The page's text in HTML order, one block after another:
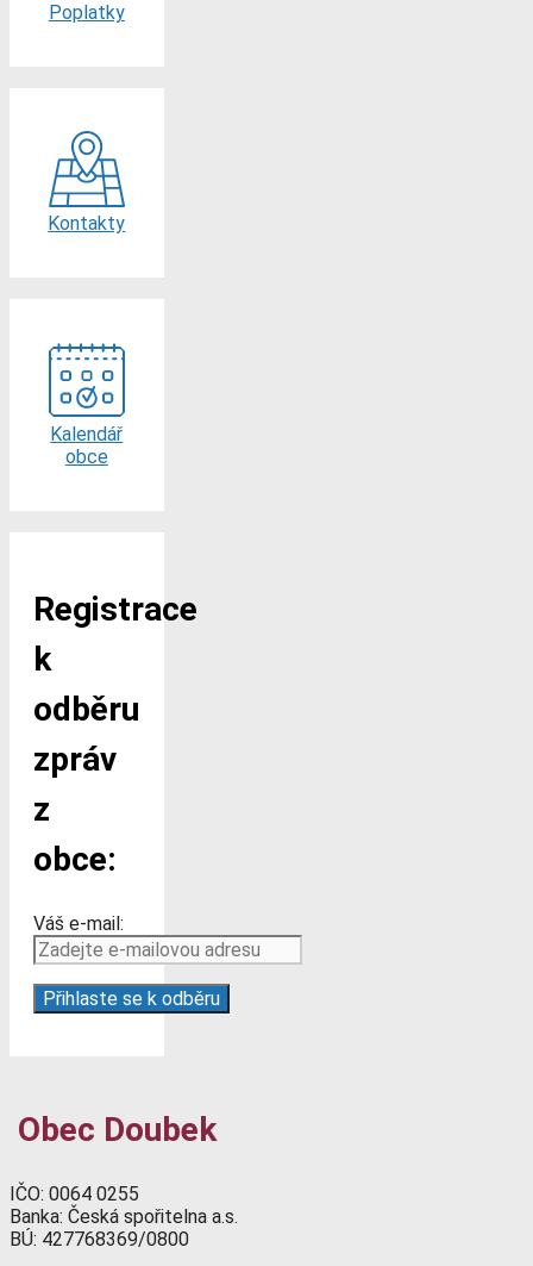
Poplatky
Kontakty
Kalendář
obce
Registrace
k
odběru
zpráv
z
obce:
Váš e-mail:
Obec Doubek
IČO: 0064 0255
Banka: Česká spořitelna a.s.
BÚ: 427768369/0800